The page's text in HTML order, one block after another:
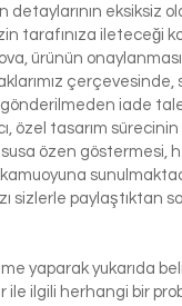
detaylarının eksiksiz
tarafınıza ileteceği
ürünün
iade
özel tasarım
özen göstermesi,
sizlerle paylaştıktan
yaparak yukarıda
ile ilgili herhangi bir